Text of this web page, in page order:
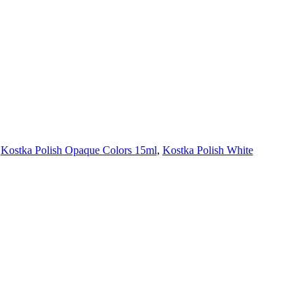
Kostka Polish Opaque Colors 15ml, Kostka Polish White